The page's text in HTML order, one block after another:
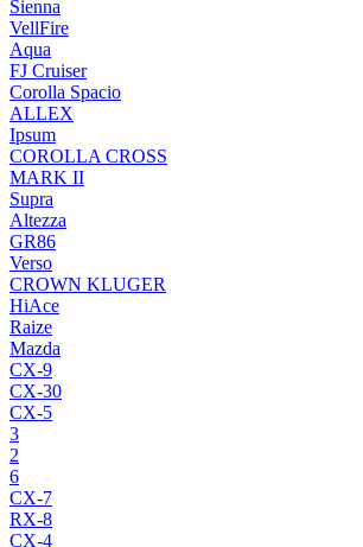
Sienna
VellFire
Aqua
FJ Cruiser
Corolla Spacio
ALLEX
Ipsum
COROLLA CROSS
MARK II
Supra
Altezza
GR86
Verso
CROWN KLUGER
HiAce
Raize
Mazda
CX-9
CX-30
CX-5
3
2
6
CX-7
RX-8
CX-4